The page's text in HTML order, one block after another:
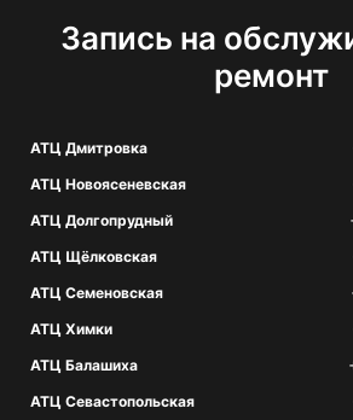
Запись на
ремонт
АТЦ Дмитровка
АТЦ Новоясеневская
АТЦ Долгопрудный
АТЦ Щёлковская
АТЦ Семеновская
АТЦ Химки
АТЦ Балашиха
АТЦ Севастопольская